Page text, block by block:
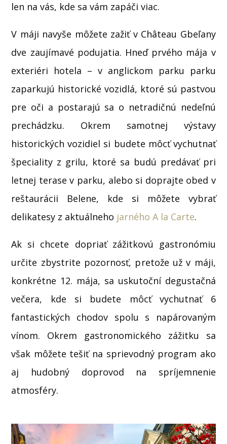
len na vás, kde sa vám zapáči viac.
V máji navyše môžete zažiť v Château Gbeľany
dve zaujímavé podujatia. Hneď prvého mája v
exteriéri hotela – v anglickom parku parku
zaparkujú historické vozidlá, ktoré sú pastvou
pre oči a postarajú sa o netradičnú nedeľnú
prechádzku. Okrem samotnej výstavy
historických vozidiel si budete môcť vychutnať
špeciality z grilu, ktoré sa budú predávať pri
letnej terase v parku, alebo si doprajte obed v
reštaurácii Belene, kde si môžete vybrať
delikatesy z aktuálneho jarného A la Carte.
Ak si chcete dopriať zážitkovú gastronómiu
určite zbystrite pozornosť, pretože už v máji,
konkrétne 12. mája, sa uskutoční degustačná
večera, kde si budete môcť vychutnať 6
fantastických chodov spolu s napárovaným
vínom. Okrem gastronomického zážitku sa
však môžete tešiť na sprievodný program ako
aj hudobný doprovod na spríjemnenie
atmosféry.